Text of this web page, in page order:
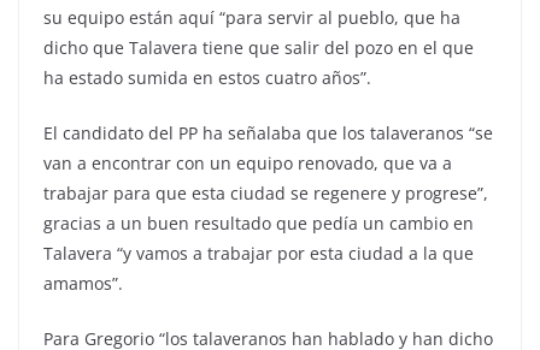
su equipo están aquí “para servir al pueblo, que ha
dicho que Talavera tiene que salir del pozo en el que
ha estado sumida en estos cuatro años”.
El candidato del PP ha señalaba que los talaveranos “se
van a encontrar con un equipo renovado, que va a
trabajar para que esta ciudad se regenere y progrese”,
gracias a un buen resultado que pedía un cambio en
Talavera “y vamos a trabajar por esta ciudad a la que
amamos”.
Para Gregorio “los talaveranos han hablado y han dicho